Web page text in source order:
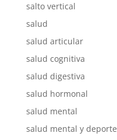
salto vertical
salud
salud articular
salud cognitiva
salud digestiva
salud hormonal
salud mental
salud mental y deporte